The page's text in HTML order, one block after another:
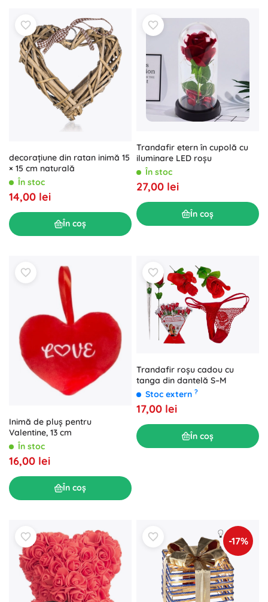
decorațiune din ratan inimă 15
× 15 cm naturală
În stoc
14,00 lei
În coș
Trandafir etern în cupolă cu
iluminare LED roșu
În stoc
27,00 lei
În coș
Inimă de pluș pentru
Valentine, 13 cm
În stoc
16,00 lei
În coș
Trandafir roșu cadou cu
tanga din dantelă S–M
Stoc extern ?
17,00 lei
În coș
-17%